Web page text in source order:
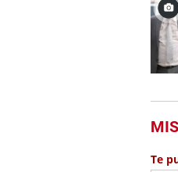
Te